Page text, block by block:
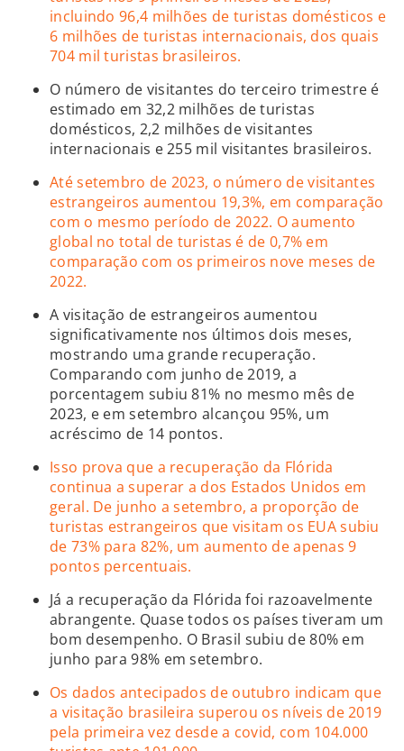
incluindo 96,4 milhões de turistas domésticos e
6 milhões de turistas internacionais, dos quais
704 mil turistas brasileiros.
O número de visitantes do terceiro trimestre é
estimado em 32,2 milhões de turistas
domésticos, 2,2 milhões de visitantes
internacionais e 255 mil visitantes brasileiros.
Até setembro de 2023, o número de visitantes
estrangeiros aumentou 19,3%, em comparação
com o mesmo período de 2022. O aumento
global no total de turistas é de 0,7% em
comparação com os primeiros nove meses de
2022.
A visitação de estrangeiros aumentou
significativamente nos últimos dois meses,
mostrando uma grande recuperação.
Comparando com junho de 2019, a
porcentagem subiu 81% no mesmo mês de
2023, e em setembro alcançou 95%, um
acréscimo de 14 pontos.
Isso prova que a recuperação da Flórida
continua a superar a dos Estados Unidos em
geral. De junho a setembro, a proporção de
turistas estrangeiros que visitam os EUA subiu
de 73% para 82%, um aumento de apenas 9
pontos percentuais.
Já a recuperação da Flórida foi razoavelmente
abrangente. Quase todos os países tiveram um
bom desempenho. O Brasil subiu de 80% em
junho para 98% em setembro.
Os dados antecipados de outubro indicam que
a visitação brasileira superou os níveis de 2019
pela primeira vez desde a covid, com 104.000